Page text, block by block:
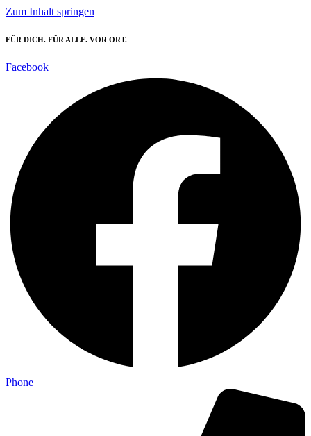
Zum Inhalt springen
FÜR DICH. FÜR ALLE. VOR ORT.
Facebook
Phone